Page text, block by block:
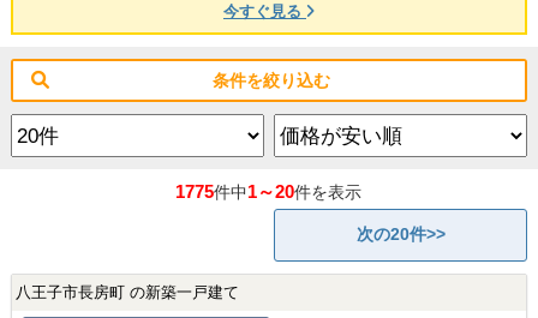
今すぐ見る
条件を絞り込む
1775件中1～20件を表示
次の20件>>
八王子市長房町 の新築一戸建て